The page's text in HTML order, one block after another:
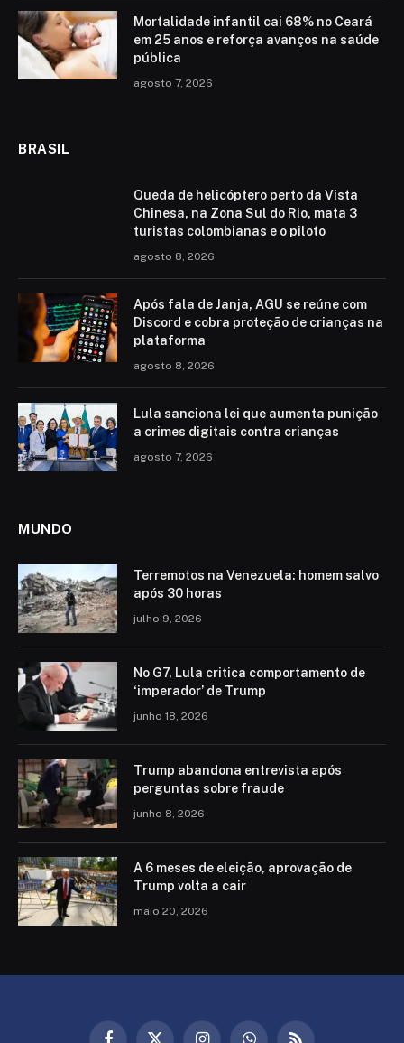
Mortalidade infantil cai 68% no Ceará
em 25 anos e reforça avanços na saúde
pública
agosto 7, 2026
BRASIL
Queda de helicóptero perto da Vista
Chinesa, na Zona Sul do Rio, mata 3
turistas colombianas e o piloto
agosto 8, 2026
Após fala de Janja, AGU se reúne com
Discord e cobra proteção de crianças na
plataforma
agosto 8, 2026
Lula sanciona lei que aumenta punição
a crimes digitais contra crianças
agosto 7, 2026
MUNDO
Terremotos na Venezuela: homem salvo
após 30 horas
julho 9, 2026
No G7, Lula critica comportamento de
‘imperador’ de Trump
junho 18, 2026
Trump abandona entrevista após
perguntas sobre fraude
junho 8, 2026
A 6 meses de eleição, aprovação de
Trump volta a cair
maio 20, 2026